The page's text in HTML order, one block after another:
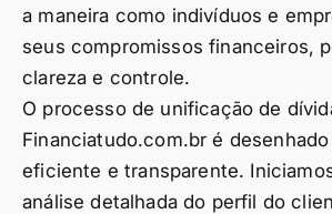
a maneira como indivíduos e
seus compromissos financeiros,
clareza e controle.
O processo de unificação de
Financiatudo.com.br é
eficiente e transparente.
análise detalhada do perfil do